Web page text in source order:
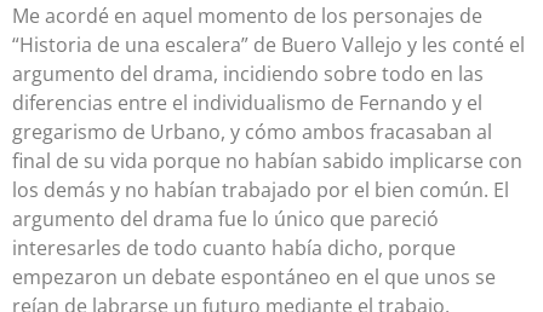
Me acordé en aquel momento de los personajes de
“Historia de una escalera” de Buero Vallejo y les conté el
argumento del drama, incidiendo sobre todo en las
diferencias entre el individualismo de Fernando y el
gregarismo de Urbano, y cómo ambos fracasaban al
final de su vida porque no habían sabido implicarse con
los demás y no habían trabajado por el bien común. El
argumento del drama fue lo único que pareció
interesarles de todo cuanto había dicho, porque
empezaron un debate espontáneo en el que unos se
reían de labrarse un futuro mediante el trabajo,